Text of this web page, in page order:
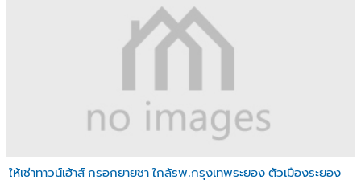
ให้เช่าทาวน์เฮ้าส์ กรอกยายชา ใกล้รพ.กรุงเทพระยอง ตัวเมืองระยอง